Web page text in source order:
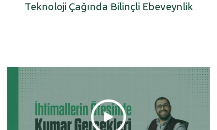
Teknoloji Çağında Bilinçli Ebeveynlik